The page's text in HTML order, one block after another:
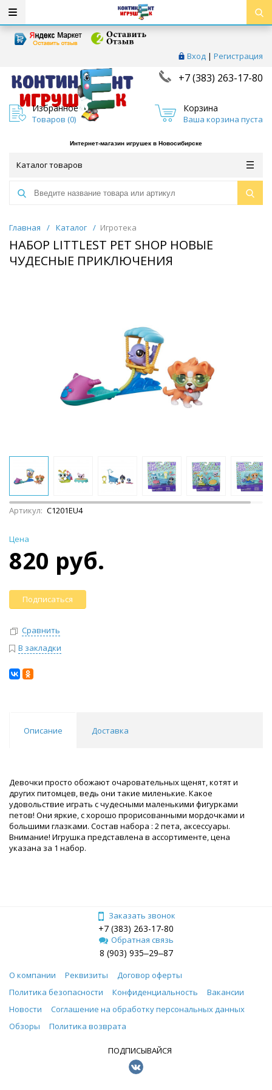
Вход | Регистрация
+7 (383) 263-17-80
Избранное
Товаров (0)
Корзина
Ваша корзина пуста
Интернет-магазин игрушек в Новосибирске
Каталог товаров
Главная / Каталог / Игротека
НАБОР LITTLEST PET SHOP НОВЫЕ
ЧУДЕСНЫЕ ПРИКЛЮЧЕНИЯ
Артикул: C1201EU4
Цена
820 руб.
Подписаться
Сравнить
В закладки
Описание Доставка
Девочки просто обожают очаровательных щенят, котят и
других питомцев, ведь они такие миленькие. Какое
удовольствие играть с чудесными маленькими фигурками
петов! Они яркие, с хорошо прорисованными мордочками и
большими глазками. Состав набора : 2 пета, аксессуары.
Внимание! Игрушка представлена в ассортименте, цена
указана за 1 набор.
Заказать звонок
+7 (383) 263-17-80
Обратная связь
8 (903) 935‒29‒87
О компании Реквизиты
Договор оферты
Политика безопасности
Конфиденциальность
Вакансии
Новости
Соглашение на обработку персональных данных
Обзоры
Политика возврата
ПОДПИСЫВАЙСЯ